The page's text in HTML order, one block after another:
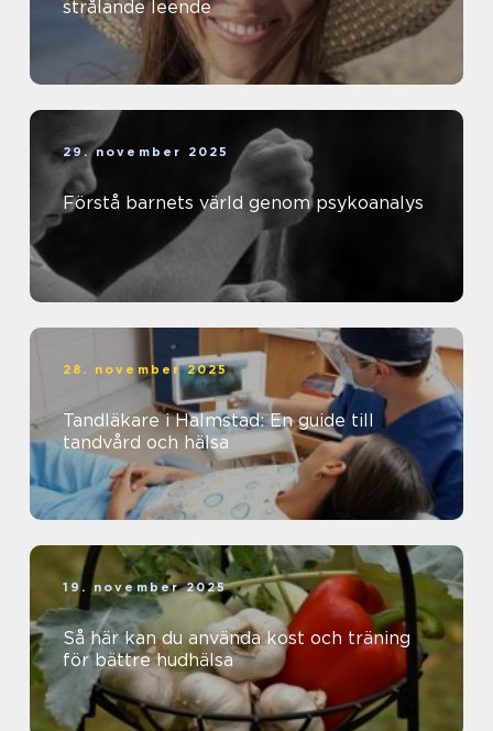
strålande leende
29. november 2025
Förstå barnets värld genom psykoanalys
28. november 2025
Tandläkare i Halmstad: En guide till
tandvård och hälsa
19. november 2025
Så här kan du använda kost och träning
för bättre hudhälsa